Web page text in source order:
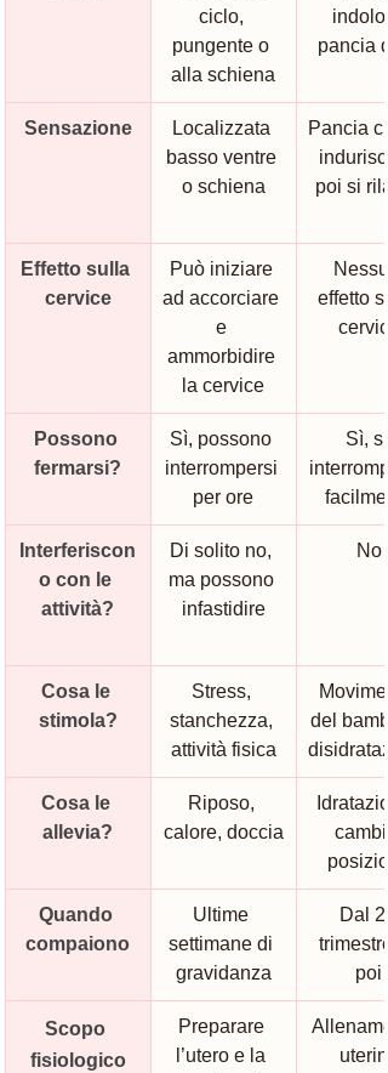
ciclo,
pungente o
alla schiena
pancia
Sensazione
Localizzata
basso ventre
o schiena
Pancia
poi si
Effetto sulla
cervice
Può iniziare
ad accorciare
e
ammorbidire
la cervice
effetto
cervice
Possono
fermarsi?
Sì, possono
interrompersi
per ore
Sì, si
Interferiscon
o con le
attività?
Di solito no,
ma possono
infastidire
No
Cosa le
stimola?
Stress,
stanchezza,
attività fisica
del
Cosa le
allevia?
Riposo,
calore, doccia
Quando
compaiono
Ultime
settimane di
gravidanza
Dal 2º
poi
Scopo
fisiologico
Preparare
l’utero e la
uterino